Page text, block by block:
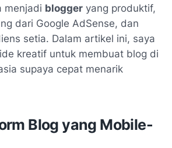
menjadi blogger yang produktif,
dari Google AdSense, dan
setia. Dalam artikel ini, saya
kreatif untuk membuat blog di
supaya cepat menarik
Blog yang Mobile-